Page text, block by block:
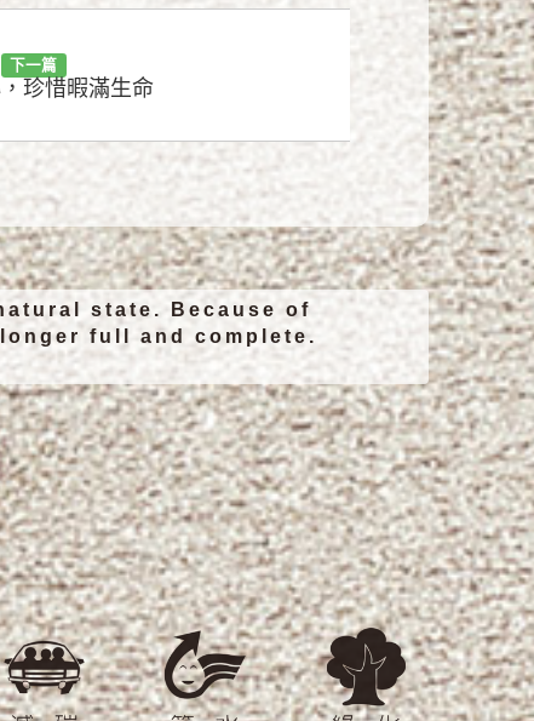
下一篇
珍惜暇滿生命
state. Because of
full and complete.